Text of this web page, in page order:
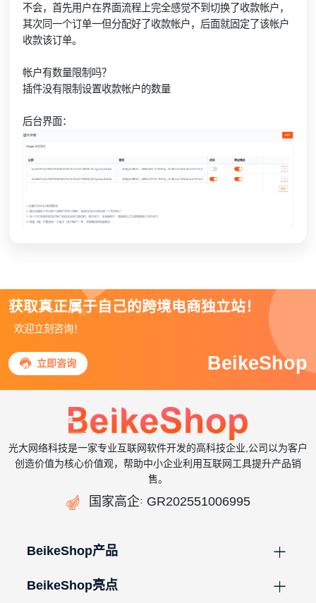
不会，首先用户在界面流程上完全感觉不到切换了收款帐户，
其次同一个订单一但分配好了收款帐户，后面就固定了该帐户
收款该订单。
帐户有数量限制吗？
插件没有限制设置收款帐户的数量
后台界面：
获取真正属于自己的跨境电商独立站！
欢迎立刻咨询！
 立即咨询 BeikeShop
光大网络科技是一家专业互联网软件开发的高科技企业,公司以为客户
创造价值为核心价值观，帮助中小企业利用互联网工具提升产品销
售。
 国家高企： GR202551006995
BeikeShop产品
BeikeShop亮点